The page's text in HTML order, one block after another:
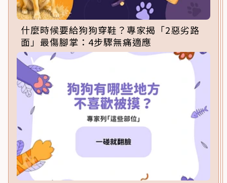
什麼時候要給狗狗穿鞋？專家揭「2惡劣路
面」最傷腳掌：4步驟無痛適應